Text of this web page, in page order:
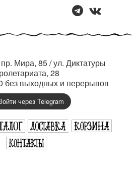
пр. Мира, 85 / ул. Диктатуры
28
без выходных и перерывов
через Telegram